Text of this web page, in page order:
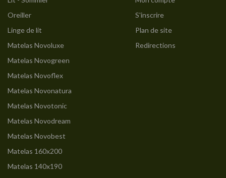
Oreiller
Linge de lit
Matelas Novoluxe
Matelas Novogreen
Matelas Novoflex
Matelas Novonatura
Matelas Novotonic
Matelas Novodream
Matelas Novobest
Matelas 160x200
Matelas 140x190
S'inscrire
Plan de site
Redirections